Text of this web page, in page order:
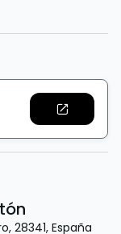
, 28341, España